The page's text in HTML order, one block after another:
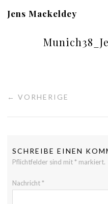
Jens Mackeldey
← VORHERIGE
SCHREIBE EINEN
Pflichtfelder sind mit* markiert.
Nachricht*